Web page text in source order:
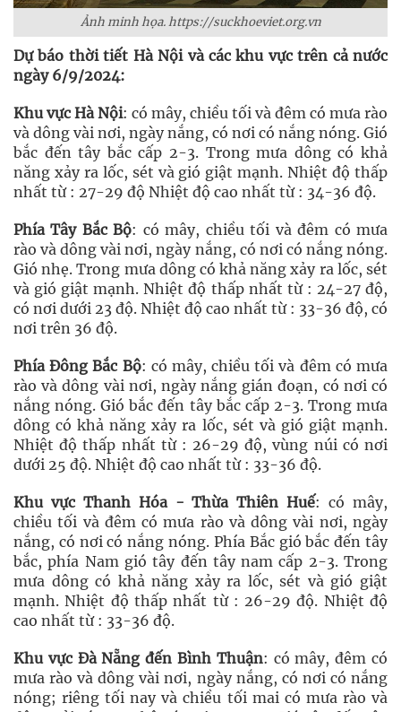
Ảnh minh họa. https://suckhoeviet.org.vn
Dự báo thời tiết Hà Nội và các khu vực trên cả nước
ngày 6/9/2024:
Khu vực Hà Nội: có mây, chiều tối và đêm có mưa rào
và dông vài nơi, ngày nắng, có nơi có nắng nóng. Gió
bắc đến tây bắc cấp 2-3. Trong mưa dông có khả
năng xảy ra lốc, sét và gió giật mạnh. Nhiệt độ thấp
nhất từ : 27-29 độ Nhiệt độ cao nhất từ : 34-36 độ.
Phía Tây Bắc Bộ: có mây, chiều tối và đêm có mưa
rào và dông vài nơi, ngày nắng, có nơi có nắng nóng.
Gió nhẹ. Trong mưa dông có khả năng xảy ra lốc, sét
và gió giật mạnh. Nhiệt độ thấp nhất từ : 24-27 độ,
có nơi dưới 23 độ. Nhiệt độ cao nhất từ : 33-36 độ, có
nơi trên 36 độ.
Phía Đông Bắc Bộ: có mây, chiều tối và đêm có mưa
rào và dông vài nơi, ngày nắng gián đoạn, có nơi có
nắng nóng. Gió bắc đến tây bắc cấp 2-3. Trong mưa
dông có khả năng xảy ra lốc, sét và gió giật mạnh.
Nhiệt độ thấp nhất từ : 26-29 độ, vùng núi có nơi
dưới 25 độ. Nhiệt độ cao nhất từ : 33-36 độ.
Khu vực Thanh Hóa - Thừa Thiên Huế: có mây,
chiều tối và đêm có mưa rào và dông vài nơi, ngày
nắng, có nơi có nắng nóng. Phía Bắc gió bắc đến tây
bắc, phía Nam gió tây đến tây nam cấp 2-3. Trong
mưa dông có khả năng xảy ra lốc, sét và gió giật
mạnh. Nhiệt độ thấp nhất từ : 26-29 độ. Nhiệt độ
cao nhất từ : 33-36 độ.
Khu vực Đà Nẵng đến Bình Thuận: có mây, đêm có
mưa rào và dông vài nơi, ngày nắng, có nơi có nắng
nóng; riêng tối nay và chiều tối mai có mưa rào và